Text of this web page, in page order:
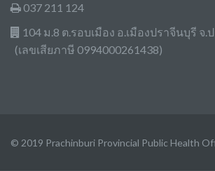
037 211 124
104 ม.8 ต.รอบเมือง อ.เมืองปราจีนบุรี จ.
(เลขเสียภาษี 0994000261438)
© 2019 Prachinburi Provincial Public Health